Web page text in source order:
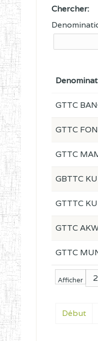
Chercher:
Afficher
Début
GTTC
GTTC
GTTC
GBTTC
GTTTC
GTTC
GTTC